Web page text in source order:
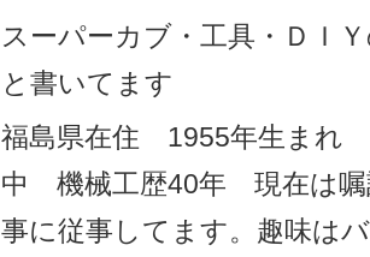
スーパーカブ・工具・ＤＩ
と書いてます
福島県在住 1955年生まれ
中 機械工歴40年 現在は嘱
事に従事してます。趣味は